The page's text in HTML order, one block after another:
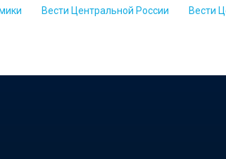
Вести Центральной России Вести